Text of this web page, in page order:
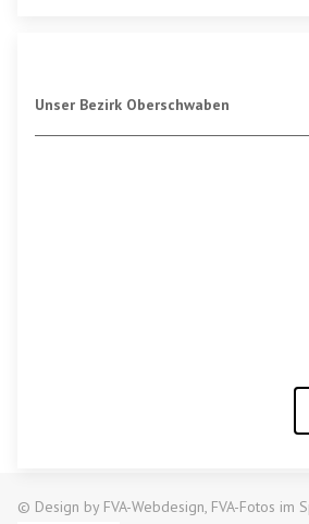
Unser Bezirk Oberschwaben
© Design by FVA-Webdesign, FVA-Fotos